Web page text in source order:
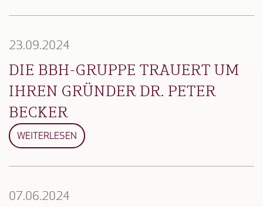
23.09.2024
DIE BBH-GRUPPE TRAUERT UM
IHREN GRÜNDER DR. PETER
BECKER
WEITERLESEN
07.06.2024